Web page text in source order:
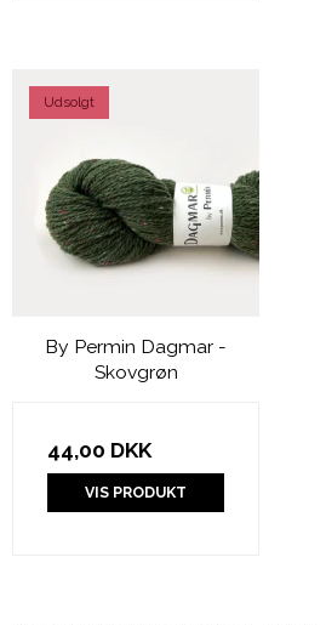
Udsolgt
By Permin Dagmar -
Skovgrøn
44,00 DKK
VIS PRODUKT